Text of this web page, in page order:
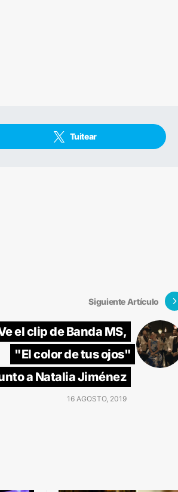
Tuitear
Siguiente Artículo
el clip de Banda MS,
"El color de tus ojos"
a Natalia Jiménez
16 AGOSTO, 2019